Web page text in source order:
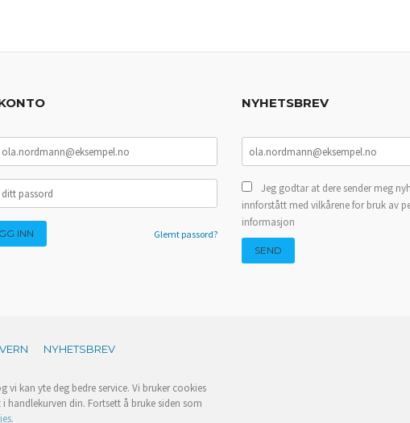
Glemt passord?
NYHETSBREV
Jeg godtar at dere sender meg
innforstått med vilkårene for bruk av
informasjon
NYHETSBREV
vi kan yte deg bedre service. Vi bruker cookies
din. Fortsett å bruke siden som